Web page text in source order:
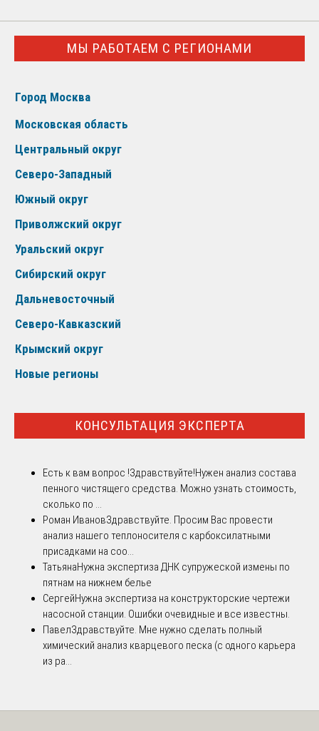
МЫ РАБОТАЕМ С РЕГИОНАМИ
Город Москва
Московская область
Центральный округ
Северо-Западный
Южный округ
Приволжский округ
Уральский округ
Сибирский округ
Дальневосточный
Северо-Кавказский
Крымский округ
Новые регионы
КОНСУЛЬТАЦИЯ ЭКСПЕРТА
Есть к вам вопрос !Здравствуйте!Нужен анализ состава
пенного чистящего средства. Можно узнать стоимость,
сколько по ...
Роман ИвановЗдравствуйте. Просим Вас провести
анализ нашего теплоносителя с карбоксилатными
присадками на соо...
ТатьянаНужна экспертиза ДНК супружеской измены по
пятнам на нижнем белье
СергейНужна экспертиза на конструкторские чертежи
насосной станции. Ошибки очевидные и все известны.
ПавелЗдравствуйте. Мне нужно сделать полный
химический анализ кварцевого песка (с одного карьера
из ра...